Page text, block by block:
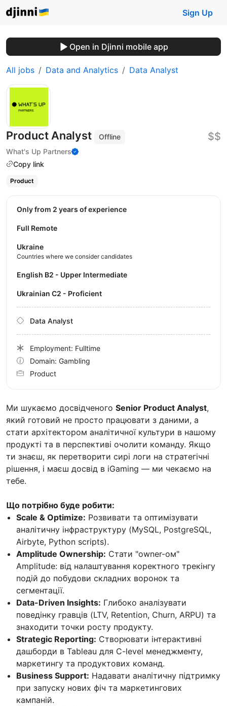
Sign Up
Open in Djinni mobile app
All jobs Data and Analytics Data Analyst
Product Analyst
Offline
What's Up Partners
Copy link
$$
Product
Ми шукаємо досвідченого Senior Product Analyst,
який готовий не просто працювати з даними, а
стати архітектором аналітичної культури в нашому
продукті та в перспективі очолити команду. Якщо
ти знаєш, як перетворити сирі логи на стратегічні
рішення, і маєш досвід в iGaming — ми чекаємо на
тебе.
Що потрібно буде робити:
Scale & Optimize: Розвивати та оптимізувати
аналітичну інфраструктуру (MySQL, PostgreSQL,
Airbyte, Python scripts).
Amplitude Ownership: Стати "owner-ом"
Amplitude: від налаштування коректного трекінгу
подій до побудови складних воронок та
сегментації.
Data-Driven Insights: Глибоко аналізувати
поведінку гравців (LTV, Retention, Churn, ARPU) та
знаходити точки росту продукту.
Strategic Reporting: Створювати інтерактивні
дашборди в Tableau для C-level менеджменту,
маркетингу та продуктових команд.
Business Support: Надавати аналітичну підтримку
при запуску нових фіч та маркетингових
кампаній.
Only from 2 years of experience
Full Remote
Ukraine
Countries where we consider candidates
English B2 - Upper Intermediate
Ukrainian C2 - Proficient
Data Analyst
Employment: Fulltime
Domain: Gambling
Product